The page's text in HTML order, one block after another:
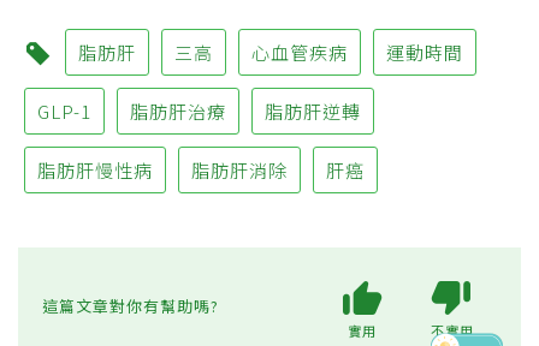
脂肪肝 三高 心血管疾病 運動時間
GLP-1 脂肪肝治療 脂肪肝逆轉
脂肪肝慢性病 脂肪肝消除 肝癌
這篇文章對你有幫助嗎?
實用 不實用